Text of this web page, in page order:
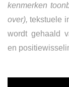
kenmerken
over),tekstuele
wordt gehaald
en